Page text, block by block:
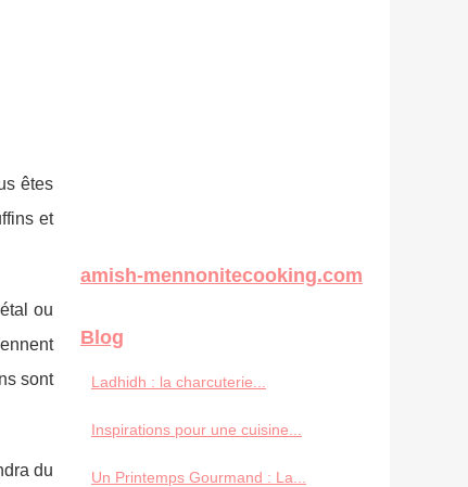
êtes
et
ou
sont
du
amish-mennonitecooking.com
Blog
Ladhidh : la charcuterie...
Inspirations pour une cuisine...
Un Printemps Gourmand : La...